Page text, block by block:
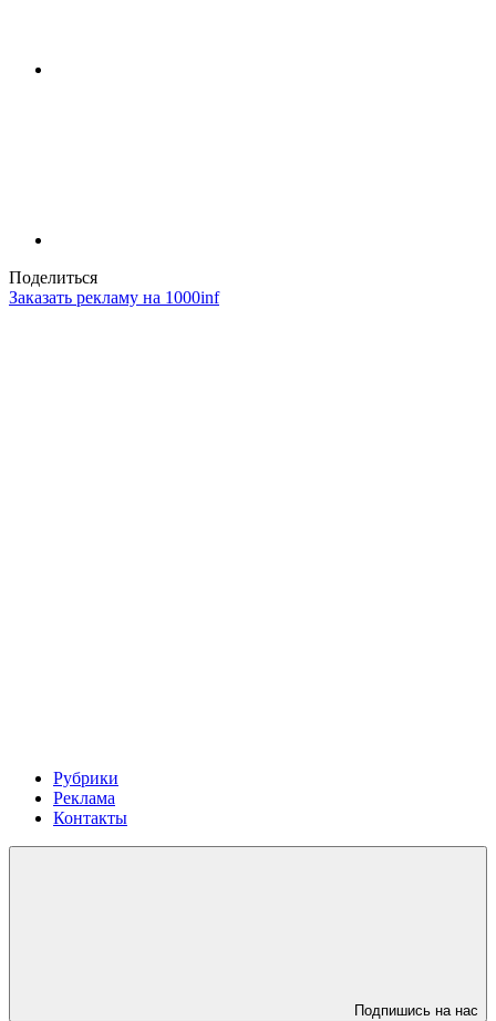
Поделиться
Заказать рекламу на 1000inf
Рубрики
Реклама
Контакты
Подпишись на нас